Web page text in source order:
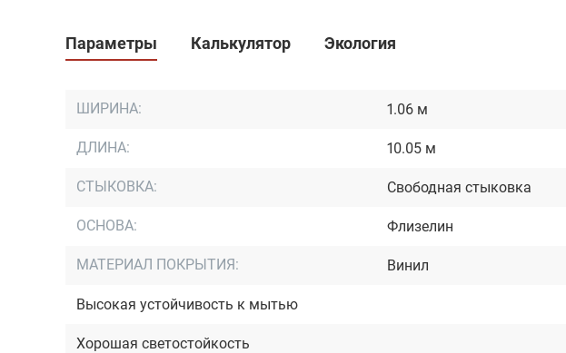
Параметры Калькулятор Экология
ШИРИНА: 1.06 м
ДЛИНА: 10.05 м
СТЫКОВКА: Свободная стыковка
ОСНОВА: Флизелин
МАТЕРИАЛ ПОКРЫТИЯ: Винил
Высокая устойчивость к мытью
Хорошая светостойкость